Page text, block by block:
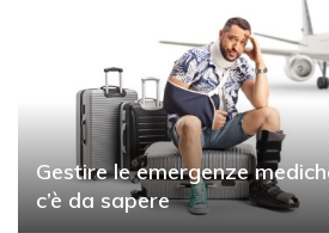
Gestire le emergenze
c’è da sapere